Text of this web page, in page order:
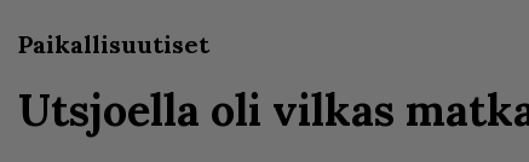
Paikallisuutiset
Utsjoella oli vilkas